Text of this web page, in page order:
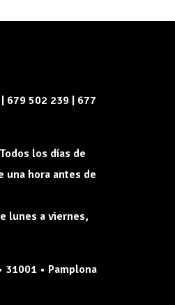
679 502 239 | 677
Todos los días de
una hora antes de
lunes a viernes,
31001 • Pamplona